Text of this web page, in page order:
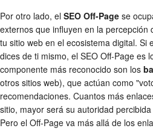
Por otro lado, el SEO Off-Page se
externos que influyen en la percepción
tu sitio web en el ecosistema digital. Si
dices de ti mismo, el SEO Off-Page es
componente más reconocido son los
otros sitios web), que actúan como
recomendaciones. Cuantos más
sitio, mayor será su autoridad
Pero el Off-Page va más allá de los